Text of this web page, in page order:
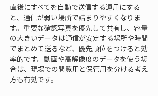
直後にすべてを自動で送信する運用にする
と、通信が弱い場所で詰まりやすくなりま
す。重要な確認写真を優先して共有し、容量
の大きいデータは通信が安定する場所や時間
でまとめて送るなど、優先順位をつけると効
率的です。動画や高解像度のデータを使う場
合は、現場での閲覧用と保管用を分ける考え
方も有効です。